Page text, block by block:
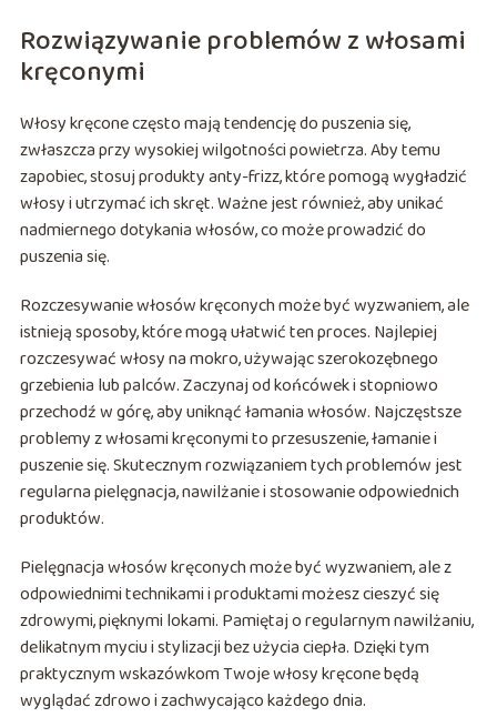
Rozwiązywanie problemów z włosami
kręconymi
Włosy kręcone często mają tendencję do puszenia się,
zwłaszcza przy wysokiej wilgotności powietrza. Aby temu
zapobiec, stosuj produkty anty-frizz, które pomogą wygładzić
włosy i utrzymać ich skręt. Ważne jest również, aby unikać
nadmiernego dotykania włosów, co może prowadzić do
puszenia się.
Rozczesywanie włosów kręconych może być wyzwaniem, ale
istnieją sposoby, które mogą ułatwić ten proces. Najlepiej
rozczesywać włosy na mokro, używając szerokozębnego
grzebienia lub palców. Zaczynaj od końcówek i stopniowo
przechodź w górę, aby uniknąć łamania włosów. Najczęstsze
problemy z włosami kręconymi to przesuszenie, łamanie i
puszenie się. Skutecznym rozwiązaniem tych problemów jest
regularna pielęgnacja, nawilżanie i stosowanie odpowiednich
produktów.
Pielęgnacja włosów kręconych może być wyzwaniem, ale z
odpowiednimi technikami i produktami możesz cieszyć się
zdrowymi, pięknymi lokami. Pamiętaj o regularnym nawilżaniu,
delikatnym myciu i stylizacji bez użycia ciepła. Dzięki tym
praktycznym wskazówkom Twoje włosy kręcone będą
wyglądać zdrowo i zachwycająco każdego dnia.